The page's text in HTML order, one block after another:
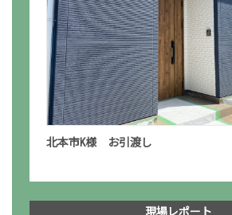
北本市K様 お引渡し
現場レポート